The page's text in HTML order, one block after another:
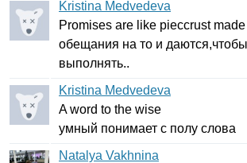
Kristina Medvedeva
Promises are like pieccrust made
обещания на то и
выполнять..
Kristina Medvedeva
A word to the wise
умный понимает с полу слова
Natalya Vakhnina